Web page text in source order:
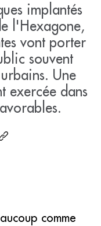
implantés
l'Hexagone,
vont porter
souvent
Une
exercée dans
comme